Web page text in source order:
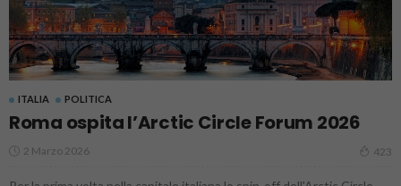
ITALIA POLITICA
Roma ospita l’Arctic Circle Forum 2026
2 Marzo 2026 423